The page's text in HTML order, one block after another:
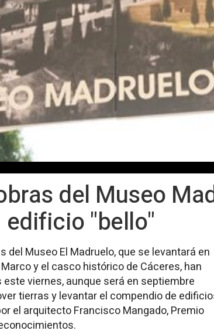
del Museo
edificio "bello"
del Museo El Madruelo, que se levantará en
y el casco histórico de Cáceres, han
viernes, aunque será en septiembre
tierras y levantar el compendio de
el arquitecto Francisco Mangado, Premio